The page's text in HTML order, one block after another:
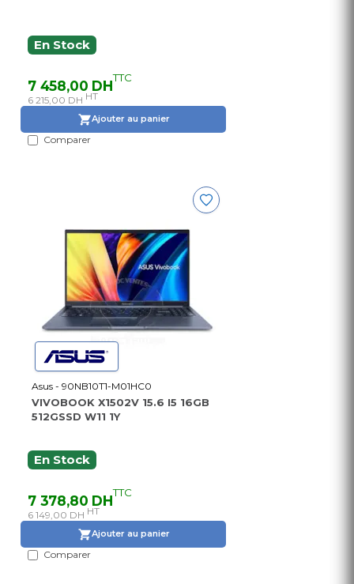
En Stock
7 458,00 DHTTC
6 215,00 DH HT
Ajouter au panier
Comparer
Asus - 90NB10T1-M01HC0
VIVOBOOK X1502V 15.6 I5 16GB
512GSSD W11 1Y
En Stock
7 378,80 DHTTC
6 149,00 DH HT
Ajouter au panier
Comparer